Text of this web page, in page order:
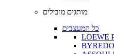
מותגים מובילים
כל המעצבים
LOEWE
BYREDO